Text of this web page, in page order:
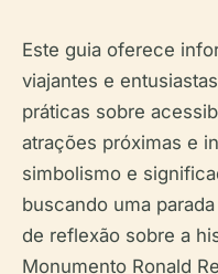
Este guia oferece
viajantes e
práticas sobre
atrações próximas e
simbolismo e
buscando uma
de reflexão sobre a
Monumento Ronald